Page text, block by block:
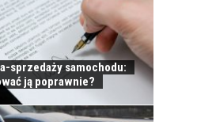
sprzedaży samochodu:
ją poprawnie?